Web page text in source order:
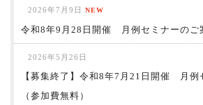
2026年7月9日 NEW
令和8年9月28日開催 月例セミナーのご
2026年5月26日
【募集終了】令和8年7月21日開催 月例
（参加費無料）